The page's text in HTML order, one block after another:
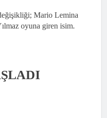
Mario Lemina
oyuna giren isim.